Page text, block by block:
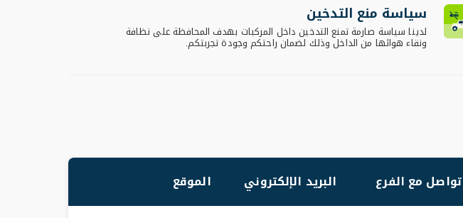
سياسة منع التدخين
لدينا سياسة صارمة تمنع التدخين داخل المركبات بهدف المحافظة على نظافة
ونقاء هوائها من الداخل وذلك لضمان راحتكم وجودة تجربتكم.
تواصل مع الفرع البريد الإلكتروني الموقع